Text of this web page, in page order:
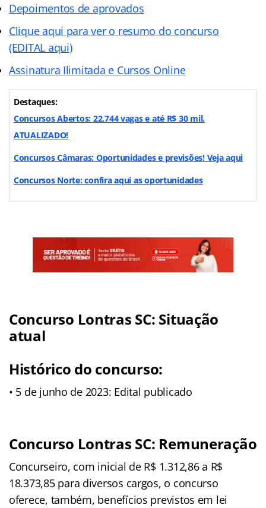
Depoimentos de aprovados
Clique aqui para ver o resumo do concurso
(EDITAL aqui)
Assinatura Ilimitada e Cursos Online
Destaques:
Concursos Abertos: 22.744 vagas e até R$ 30 mil.
ATUALIZADO!
Concursos Câmaras: Oportunidades e previsões! Veja aqui
Concursos Norte: confira aqui as oportunidades
Concurso Lontras SC: Situação
atual
Histórico do concurso:
• 5 de junho de 2023: Edital publicado
Concurso Lontras SC: Remuneração
Concurseiro, com inicial de R$ 1.312,86 a R$
18.373,85 para diversos cargos, o concurso
oferece, também, benefícios previstos em lei